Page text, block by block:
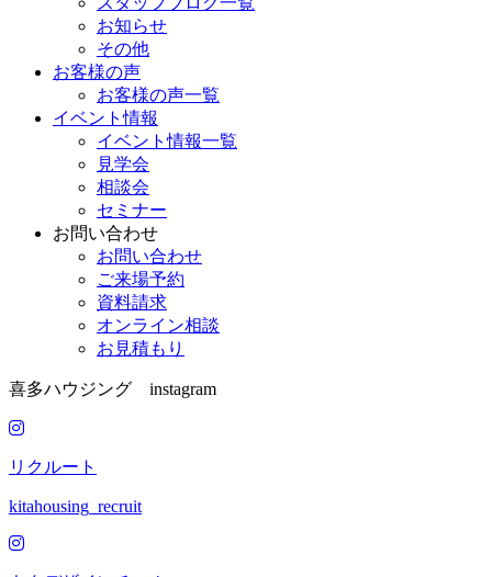
お知らせ
その他
お客様の声
お客様の声一覧
イベント情報
イベント情報一覧
見学会
相談会
セミナー
お問い合わせ
お問い合わせ
ご来場予約
資料請求
オンライン相談
お見積もり
喜多ハウジング instagram
リクルート
kitahousing_recruit